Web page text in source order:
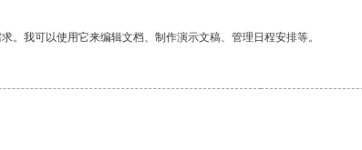
。我可以使用它来编辑文档、制作演示文稿、管理日程安排等。